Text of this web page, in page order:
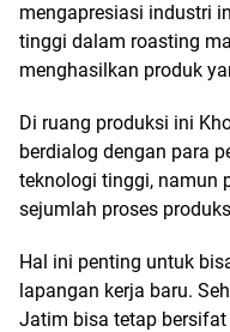
mengapresiasi industri
tinggi dalam roasting
menghasilkan produk
Di ruang produksi ini
berdialog dengan para
teknologi tinggi, namun
sejumlah proses
Hal ini penting untuk
lapangan kerja baru.
Jatim bisa tetap